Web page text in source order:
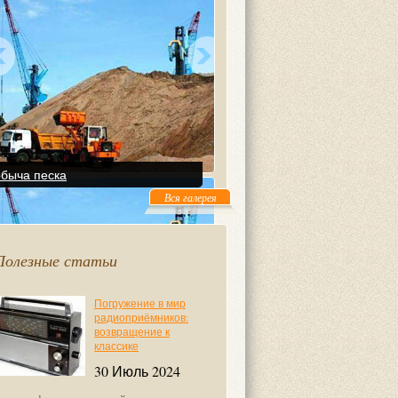
песка
песка
Вся галерея
статьи
Погружение в мир
радиоприёмников:
возвращение к
классике
30 Июль 2024